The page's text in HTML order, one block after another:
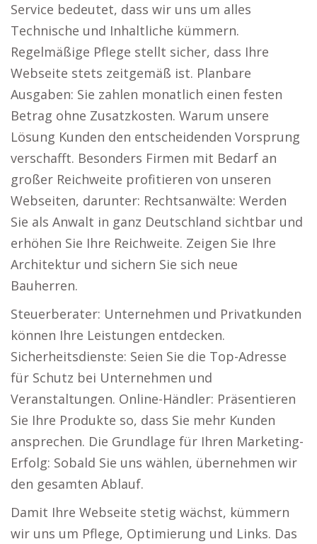
Service bedeutet, dass wir uns um alles
Technische und Inhaltliche kümmern.
Regelmäßige Pflege stellt sicher, dass Ihre
Webseite stets zeitgemäß ist. Planbare
Ausgaben: Sie zahlen monatlich einen festen
Betrag ohne Zusatzkosten. Warum unsere
Lösung Kunden den entscheidenden Vorsprung
verschafft. Besonders Firmen mit Bedarf an
großer Reichweite profitieren von unseren
Webseiten, darunter: Rechtsanwälte: Werden
Sie als Anwalt in ganz Deutschland sichtbar und
erhöhen Sie Ihre Reichweite. Zeigen Sie Ihre
Architektur und sichern Sie sich neue
Bauherren.
Steuerberater: Unternehmen und Privatkunden
können Ihre Leistungen entdecken.
Sicherheitsdienste: Seien Sie die Top-Adresse
für Schutz bei Unternehmen und
Veranstaltungen. Online-Händler: Präsentieren
Sie Ihre Produkte so, dass Sie mehr Kunden
ansprechen. Die Grundlage für Ihren Marketing-
Erfolg: Sobald Sie uns wählen, übernehmen wir
den gesamten Ablauf.
Damit Ihre Webseite stetig wächst, kümmern
wir uns um Pflege, Optimierung und Links. Das